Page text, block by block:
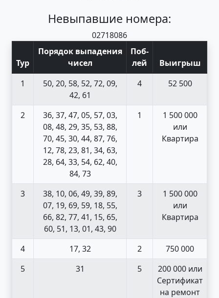
Невыпавшие номера:
02718086
Тур
Порядок выпадения
чисел
Поб-
лей
Выигрыш
1
50, 20, 58, 52, 72, 09,
42, 61
4 52 500
2
36, 37, 47, 05, 57, 03,
08, 48, 29, 35, 53, 88,
70, 45, 30, 44, 87, 76,
12, 78, 23, 81, 34, 63,
28, 64, 33, 54, 62, 40,
84, 73
1
1 500 000
или
Квартира
3
38, 10, 06, 49, 39, 89,
07, 19, 69, 59, 18, 55,
66, 82, 77, 41, 15, 65,
60, 51, 13, 01, 43, 90
3
1 500 000
или
Квартира
4 17, 32 2
750 000
5
31 5
200 000 или
Сертификат
на ремонт